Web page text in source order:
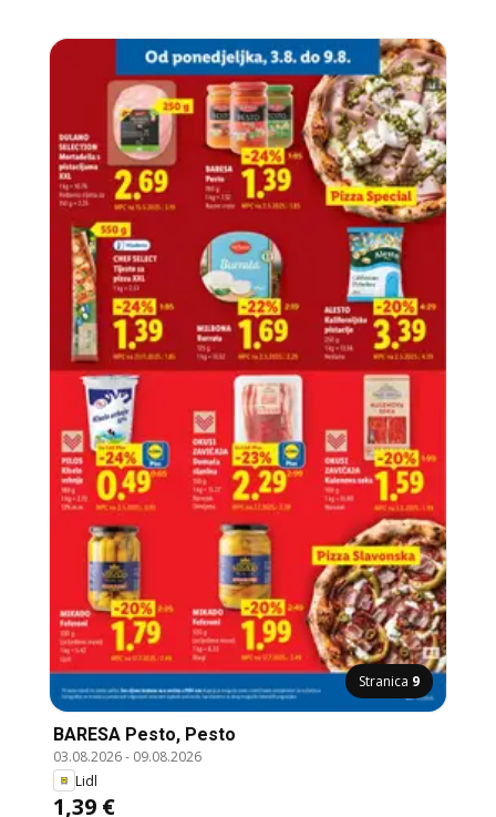
Stranica 9
BARESA Pesto, Pesto
03.08.2026- 09.08.2026
Lidl
1,39 €